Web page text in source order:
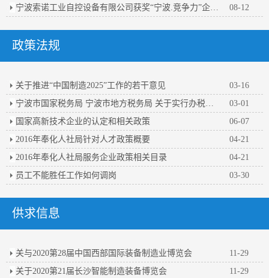
08-12
政策法规
关于推进“中国制造2025”工作的若干意见
03-16
03-01
国家高新技术企业的认定和相关政策
06-07
2016年奉化人社局针对人才政策概要
04-21
2016年奉化人社局服务企业政策相关目录
04-21
员工不能胜任工作如何调岗
03-30
供求信息
关与2020第28届中国西部国际装备制造业博览会
11-29
关于2020第21届长沙智能制造装备博览会
11-29